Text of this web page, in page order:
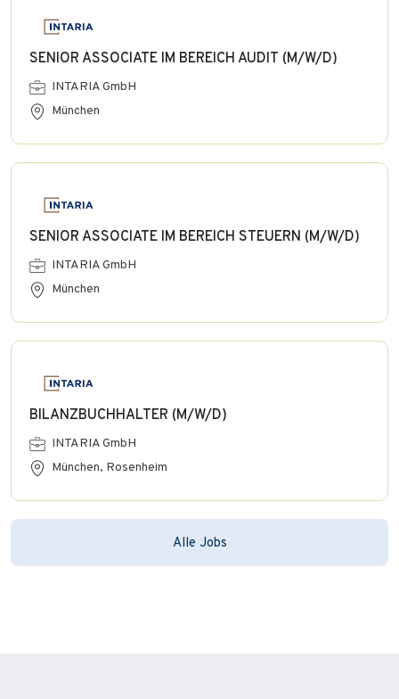
SENIOR ASSOCIATE IM BEREICH AUDIT (M/W/D)
INTARIA GmbH
München
SENIOR ASSOCIATE IM BEREICH STEUERN (M/W/D)
INTARIA GmbH
München
BILANZBUCHHALTER (M/W/D)
INTARIA GmbH
München, Rosenheim
Alle Jobs